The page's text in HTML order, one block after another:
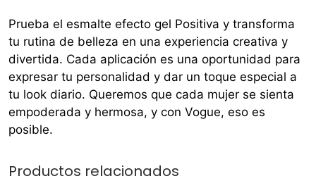
Prueba el esmalte efecto gel Positiva y transforma
tu rutina de belleza en una experiencia creativa y
divertida. Cada aplicación es una oportunidad para
expresar tu personalidad y dar un toque especial a
tu look diario. Queremos que cada mujer se sienta
empoderada y hermosa, y con Vogue, eso es
posible.
Productos relacionados